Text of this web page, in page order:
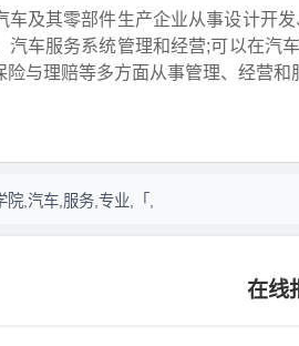
车及其零部件生产企业从事设计开
汽车服务系统管理和经营;可以在汽
与理赔等多方面从事管理、经营和
,汽车,服务,专业,「,
在线